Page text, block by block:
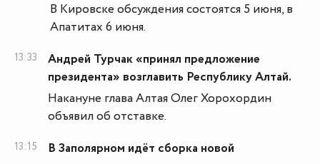
В Кировске обсуждения состоятся 5 июня, в
Апатитах 6 июня.
13:33
Андрей Турчак «принял предложение
президента» возглавить Республику Алтай.
Накануне глава Алтая Олег Хорохордин
объявил об отставке.
13:15
В Заполярном идёт сборка новой